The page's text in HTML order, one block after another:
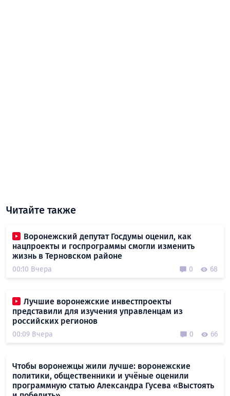
Читайте также
Воронежский депутат Госдумы оценил, как
нацпроекты и госпрограммы смогли изменить
жизнь в Терновском районе
00:10 Вчера 0 68
Лучшие воронежские инвестпроекты
представили для изучения управленцам из
российских регионов
00:09 Вчера 0 66
Чтобы воронежцы жили лучше: воронежские
политики, общественники и учёные оценили
программную статью Александра Гусева «Выстоять